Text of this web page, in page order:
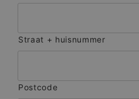
Straat + huisnummer
Postcode